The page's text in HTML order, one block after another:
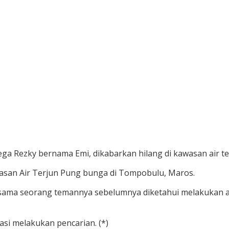
Rezky bernama Emi, dikabarkan hilang di kawasan
Air Terjun Pung bunga di Tompobulu, Maros.
seorang temannya sebelumnya diketahui melakukan
melakukan pencarian. (*)